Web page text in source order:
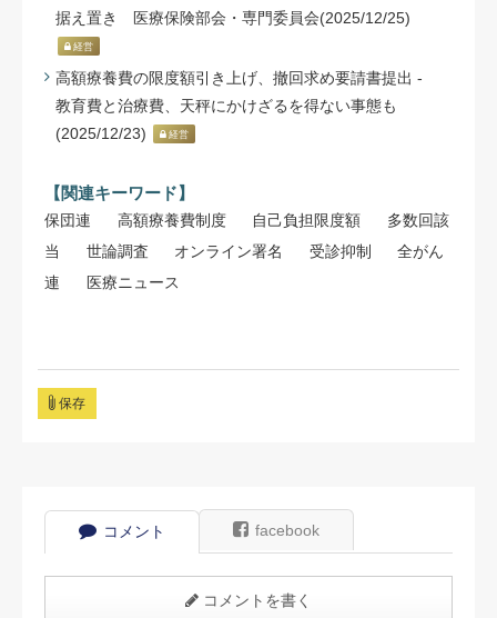
据え置き 医療保険部会・専門委員会(2025/12/25)
経営
高額療養費の限度額引き上げ、撤回求め要請書提出 -
教育費と治療費、天秤にかけざるを得ない事態も
(2025/12/23)
経営
【関連キーワード】
保団連 高額療養費制度 自己負担限度額
多数回該
当
世論調査 オンライン署名 受診抑制
全がん
連
医療ニュース
保存
コメント facebook
コメントを書く